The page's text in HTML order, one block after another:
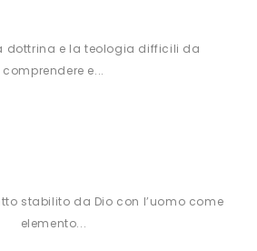
dottrina e la teologia difficili da
comprendere e...
stabilito da Dio con l’uomo come
elemento...